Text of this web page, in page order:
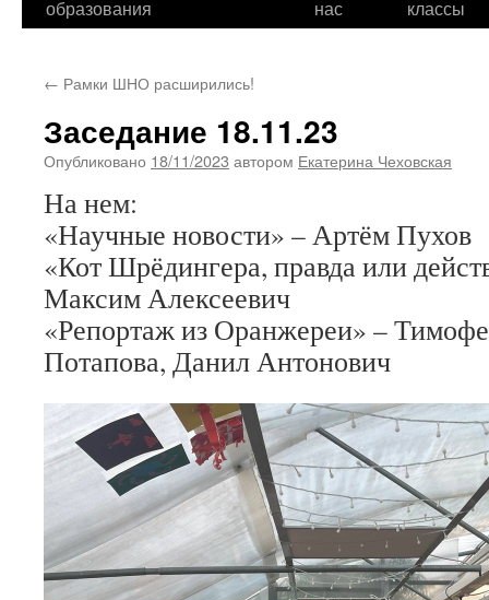
образования
нас
классы
← Рамки ШНО расширились!
Заседание 18.11.23
Опубликовано 18/11/2023 автором Екатерина Чеховская
На нем:
«Научные новости» – Артём Пухов
«Кот Шрёдингера, правда или
Максим Алексеевич
«Репортаж из Оранжереи» –
Потапова, Данил Антонович